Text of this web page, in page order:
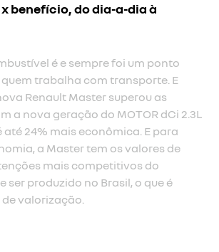
benefício, do dia-a-dia à
é e sempre foi um ponto
trabalha com transporte. E
Renault Master superou as
a nova geração do MOTOR dCi 2.3L
até 24% mais econômica. E para
a Master tem os valores de
mais competitivos do
ser produzido no Brasil, o que é
valorização.